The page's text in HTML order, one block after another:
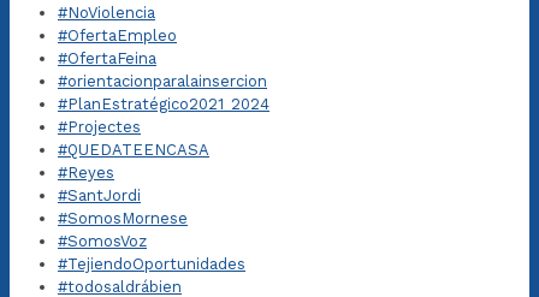
#NoViolencia
#OfertaEmpleo
#OfertaFeina
#orientacionparalainsercion
#PlanEstratégico2021_2024
#Projectes
#QUEDATEENCASA
#Reyes
#SantJordi
#SomosMornese
#SomosVoz
#TejiendoOportunidades
#todosaldrábien